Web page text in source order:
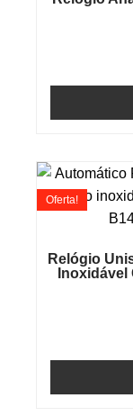
Relógio
Inoxidável
Oferta!